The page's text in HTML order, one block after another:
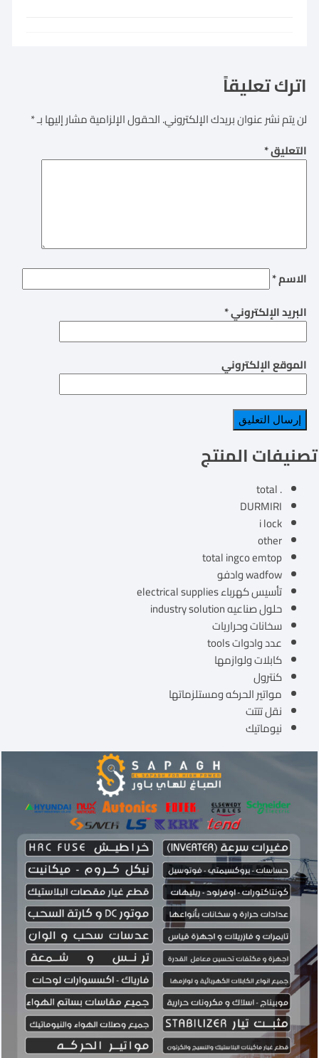
اترك تعليقاً
لن يتم نشر عنوان بريدك الإلكتروني.الحقول الإلزامية مشار إليها بـ*
التعليق*
الاسم*
البريد الإلكتروني*
الموقع الإلكتروني
تصنيفات المنتج
. total
DURMIRI
i lock
other
total ingco emtop
wadfow وادفو
تأسيس كهرباء electrical supplies
حلول صناعيه industry solution
سخانات وحراريات
عدد وادوات tools
كابلات ولوازمها
كنترول
مواتير الحركه ومستلزماتها
نقل تتتت
نيوماتيك